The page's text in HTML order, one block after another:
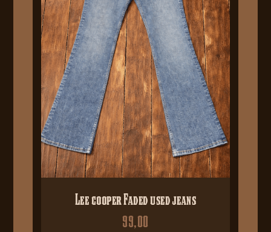
Lee cooper Faded used jeans
99,00